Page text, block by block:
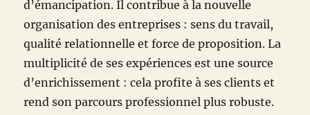
d’émancipation. Il contribue à la nouvelle
organisation des entreprises : sens du travail,
qualité relationnelle et force de proposition. La
multiplicité de ses expériences est une source
d’enrichissement : cela profite à ses clients et
rend son parcours professionnel plus robuste.